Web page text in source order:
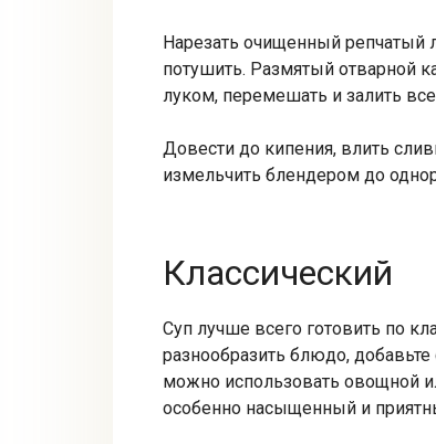
Нарезать очищенный репчатый
потушить. Размятый отварной
луком, перемешать и залить
Довести до кипения, влить
измельчить блендером до
Классический
Суп лучше всего готовить по
разнообразить блюдо,
можно использовать овощной
особенно насыщенный и